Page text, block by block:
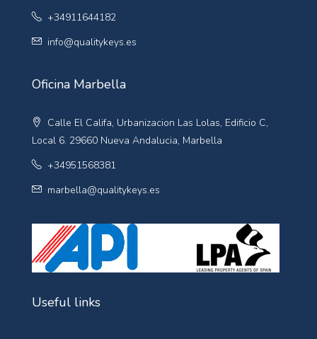
+34911644182
info@qualitykeys.es
Oficina Marbella
Calle El Califa, Urbanizacion Las Lolas, Edificio C,
Local 6. 29660 Nueva Andalucia, Marbella
+34951568381
marbella@qualitykeys.es
Useful links